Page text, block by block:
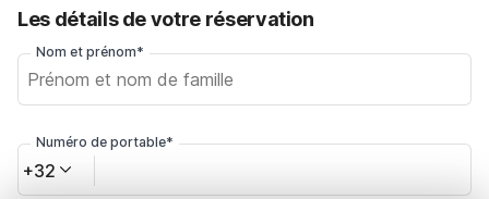
Les détails de votre réservation
Nom et prénom*
Numéro de portable*
+32